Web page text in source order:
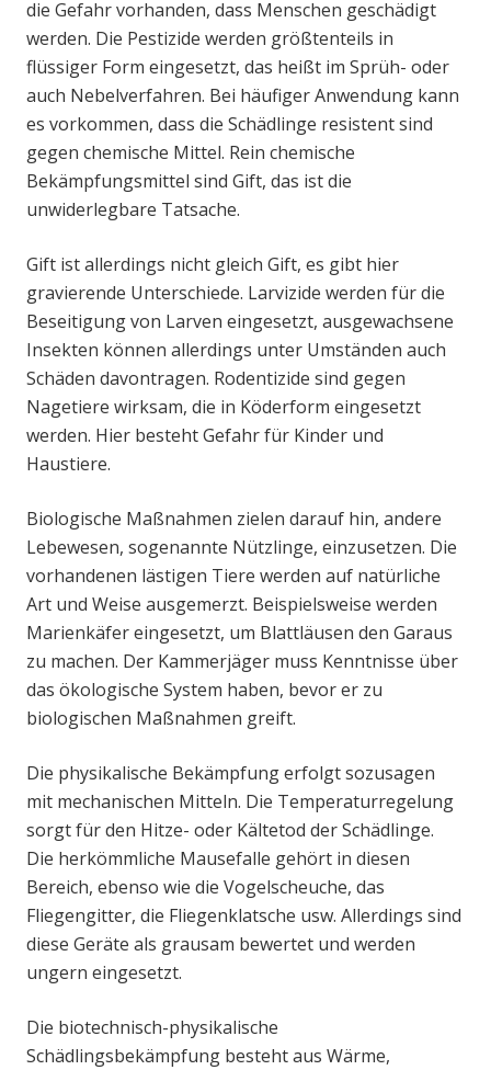
die Gefahr vorhanden, dass Menschen geschädigt
werden. Die Pestizide werden größtenteils in
flüssiger Form eingesetzt, das heißt im Sprüh- oder
auch Nebelverfahren. Bei häufiger Anwendung kann
es vorkommen, dass die Schädlinge resistent sind
gegen chemische Mittel. Rein chemische
Bekämpfungsmittel sind Gift, das ist die
unwiderlegbare Tatsache.
Gift ist allerdings nicht gleich Gift, es gibt hier
gravierende Unterschiede. Larvizide werden für die
Beseitigung von Larven eingesetzt, ausgewachsene
Insekten können allerdings unter Umständen auch
Schäden davontragen. Rodentizide sind gegen
Nagetiere wirksam, die in Köderform eingesetzt
werden. Hier besteht Gefahr für Kinder und
Haustiere.
Biologische Maßnahmen zielen darauf hin, andere
Lebewesen, sogenannte Nützlinge, einzusetzen. Die
vorhandenen lästigen Tiere werden auf natürliche
Art und Weise ausgemerzt. Beispielsweise werden
Marienkäfer eingesetzt, um Blattläusen den Garaus
zu machen. Der Kammerjäger muss Kenntnisse über
das ökologische System haben, bevor er zu
biologischen Maßnahmen greift.
Die physikalische Bekämpfung erfolgt sozusagen
mit mechanischen Mitteln. Die Temperaturregelung
sorgt für den Hitze- oder Kältetod der Schädlinge.
Die herkömmliche Mausefalle gehört in diesen
Bereich, ebenso wie die Vogelscheuche, das
Fliegengitter, die Fliegenklatsche usw. Allerdings sind
diese Geräte als grausam bewertet und werden
ungern eingesetzt.
Die biotechnisch-physikalische
Schädlingsbekämpfung besteht aus Wärme,